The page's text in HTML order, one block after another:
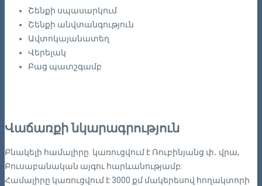
Շենքի սպասարկում
Շենքի անվտանգություն
Ավտոկայանատեղ
Վերելակ
Բաց պատշգամբ
Վաճառքի նկարագրություն
Բնակելի համալիրը կառուցվում է Ռուբինյանց փ․ վրա,
Բուսաբանական այգու հարևանությամբ:
Համալիրը կառուցվում է 3000 քմ մակերեսով հողակտորի